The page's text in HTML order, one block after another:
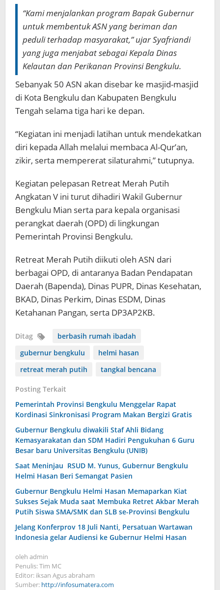
“Kami menjalankan program Bapak Gubernur
untuk membentuk ASN yang beriman dan
peduli terhadap masyarakat,” ujar Syafriandi
yang juga menjabat sebagai Kepala Dinas
Kelautan dan Perikanan Provinsi Bengkulu.
Sebanyak 50 ASN akan disebar ke masjid-masjid
di Kota Bengkulu dan Kabupaten Bengkulu
Tengah selama tiga hari ke depan.
“Kegiatan ini menjadi latihan untuk mendekatkan
diri kepada Allah melalui membaca Al-Qur’an,
zikir, serta mempererat silaturahmi,” tutupnya.
Kegiatan pelepasan Retreat Merah Putih
Angkatan V ini turut dihadiri Wakil Gubernur
Bengkulu Mian serta para kepala organisasi
perangkat daerah (OPD) di lingkungan
Pemerintah Provinsi Bengkulu.
Retreat Merah Putih diikuti oleh ASN dari
berbagai OPD, di antaranya Badan Pendapatan
Daerah (Bapenda), Dinas PUPR, Dinas Kesehatan,
BKAD, Dinas Perkim, Dinas ESDM, Dinas
Ketahanan Pangan, serta DP3AP2KB.
Ditag
berbasih rumah ibadah
gubernur bengkulu
helmi hasan
retreat merah putih
tangkal bencana
Posting Terkait
Pemerintah Provinsi Bengkulu Menggelar Rapat
Kordinasi Sinkronisasi Program Makan Bergizi Gratis
Gubernur Bengkulu diwakili Staf Ahli Bidang
Kemasyarakatan dan SDM Hadiri Pengukuhan 6 Guru
Besar baru Universitas Bengkulu (UNIB)
Saat Meninjau RSUD M. Yunus, Gubernur Bengkulu
Helmi Hasan Beri Semangat Pasien
Gubernur Bengkulu Helmi Hasan Memaparkan Kiat
Sukses Sejak Muda saat Membuka Retret Akbar Merah
Putih Siswa SMA/SMK dan SLB se-Provinsi Bengkulu
Jelang Konferprov 18 Juli Nanti, Persatuan Wartawan
Indonesia gelar Audiensi ke Gubernur Helmi Hasan
oleh admin
Penulis: Tim MC
Editor: iksan Agus abraham
Sumber: http://infosumatera.com